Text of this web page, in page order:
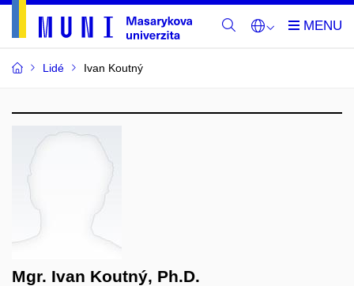
Lidé Ivan Koutný
Mgr. Ivan Koutný, Ph.D.